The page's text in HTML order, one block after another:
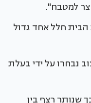
למטבח".
הבית חלל אחד גדול
נבחרו על ידי בעלת
שנותר רצף בין